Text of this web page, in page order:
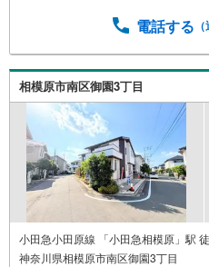
す。○住宅ローンのご相
が親身になってお客様
す！ /他社様掲載物件も
お問い合わせ下さい♪駐
お越しも大歓迎です！
電話する
相模原市南区御園3丁目
小田急小田原線 「小田急相模原」駅
神奈川県相模原市南区御園3丁目